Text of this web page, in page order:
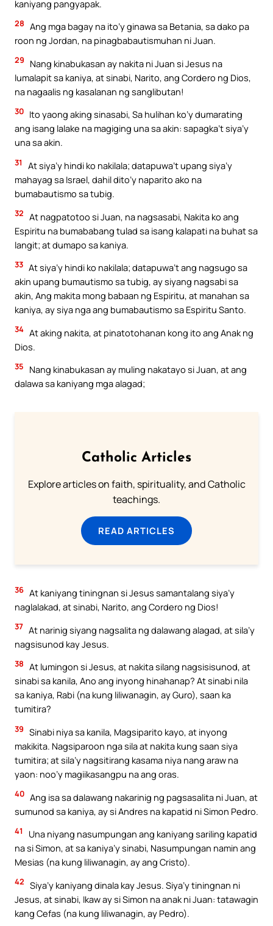
kaniyang pangyapak.
28 Ang mga bagay na ito’y ginawa sa Betania, sa dako pa
roon ng Jordan, na pinagbabautismuhan ni Juan.
29
Nang kinabukasan ay nakita ni Juan si Jesus na
lumalapit sa kaniya, at sinabi, Narito, ang Cordero ng Dios,
na nagaalis ng kasalanan ng sanglibutan!
30 Ito yaong aking sinasabi, Sa hulihan ko’y dumarating
ang isang lalake na magiging una sa akin: sapagka’t siya’y
una sa akin.
31
At siya’y hindi ko nakilala; datapuwa’t upang siya’y
mahayag sa Israel, dahil dito’y naparito ako na
bumabautismo sa tubig.
32 At nagpatotoo si Juan, na nagsasabi, Nakita ko ang
Espiritu na bumababang tulad sa isang kalapati na buhat sa
langit; at dumapo sa kaniya.
33 At siya’y hindi ko nakilala; datapuwa’t ang nagsugo sa
akin upang bumautismo sa tubig, ay siyang nagsabi sa
akin, Ang makita mong babaan ng Espiritu, at manahan sa
kaniya, ay siya nga ang bumabautismo sa Espiritu Santo.
34 At aking nakita, at pinatotohanan kong ito ang Anak ng
Dios.
35
Nang kinabukasan ay muling nakatayo si Juan, at ang
dalawa sa kaniyang mga alagad;
Catholic Articles
Explore articles on faith, spirituality, and Catholic
teachings.
READ ARTICLES
36 At kaniyang tiningnan si Jesus samantalang siya’y
naglalakad, at sinabi, Narito, ang Cordero ng Dios!
37 At narinig siyang nagsalita ng dalawang alagad, at sila’y
nagsisunod kay Jesus.
38 At lumingon si Jesus, at nakita silang nagsisisunod, at
sinabi sa kanila, Ano ang inyong hinahanap? At sinabi nila
sa kaniya, Rabi (na kung liliwanagin, ay Guro), saan ka
tumitira?
39 Sinabi niya sa kanila, Magsiparito kayo, at inyong
makikita. Nagsiparoon nga sila at nakita kung saan siya
tumitira; at sila’y nagsitirang kasama niya nang araw na
yaon: noo’y magiikasangpu na ang oras.
40 Ang isa sa dalawang nakarinig ng pagsasalita ni Juan, at
sumunod sa kaniya, ay si Andres na kapatid ni Simon Pedro.
41
Una niyang nasumpungan ang kaniyang sariling kapatid
na si Simon, at sa kaniya’y sinabi, Nasumpungan namin ang
Mesias (na kung liliwanagin, ay ang Cristo).
42 Siya’y kaniyang dinala kay Jesus. Siya’y tiningnan ni
Jesus, at sinabi, Ikaw ay si Simon na anak ni Juan: tatawagin
kang Cefas (na kung liliwanagin, ay Pedro).